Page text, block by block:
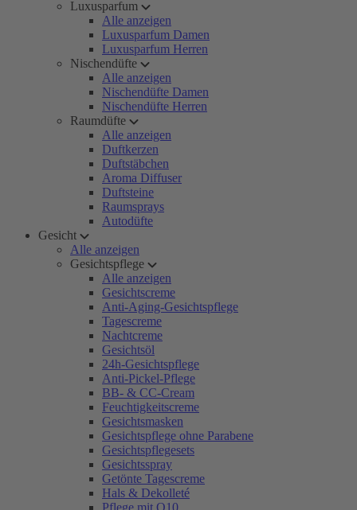
Luxusparfum
Alle anzeigen
Luxusparfum Damen
Luxusparfum Herren
Nischendüfte
Alle anzeigen
Nischendüfte Damen
Nischendüfte Herren
Raumdüfte
Alle anzeigen
Duftkerzen
Duftstäbchen
Aroma Diffuser
Duftsteine
Raumsprays
Autodüfte
Gesicht
Alle anzeigen
Gesichtspflege
Alle anzeigen
Gesichtscreme
Anti-Aging-Gesichtspflege
Tagescreme
Nachtcreme
Gesichtsöl
24h-Gesichtspflege
Anti-Pickel-Pflege
BB- & CC-Cream
Feuchtigkeitscreme
Gesichtsmasken
Gesichtspflege ohne Parabene
Gesichtspflegesets
Gesichtsspray
Getönte Tagescreme
Hals & Dekolleté
Pflege mit Q10